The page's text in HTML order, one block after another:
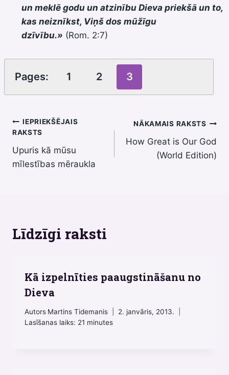
un meklē godu un atzinību Dieva priekšā un to,
kas neiznīkst, Viņš dos mūžīgu
dzīvību.» (Rom. 2:7)
Pages: 1 2 3
Ziņu
izvēlne
IEPRIEKŠĒJAIS
RAKSTS
Upuris kā mūsu
mīlestības mēraukla
NĀKAMAIS RAKSTS
How Great is Our God
(World Edition)
Līdzīgi raksti
Kā izpelnīties paaugstināšanu no
Dieva
Autors Martins Tidemanis
2. janvāris, 2013.
Lasīšanas laiks: 21 minutes